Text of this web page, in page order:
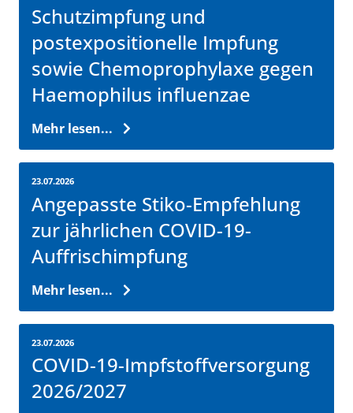
Schutzimpfung und
postexpositionelle Impfung
sowie Chemoprophylaxe gegen
Haemophilus influenzae
Mehr lesen...
23.07.2026
Angepasste Stiko-Empfehlung
zur jährlichen COVID-19-
Auffrischimpfung
Mehr lesen...
23.07.2026
COVID-19-Impfstoffversorgung
2026/2027